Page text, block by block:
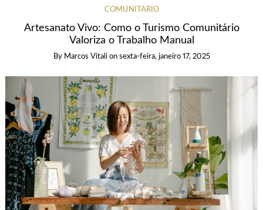
COMUNITÁRIO
Artesanato Vivo: Como o Turismo Comunitário
Valoriza o Trabalho Manual
By Marcos Vitali on sexta-feira, janeiro 17, 2025